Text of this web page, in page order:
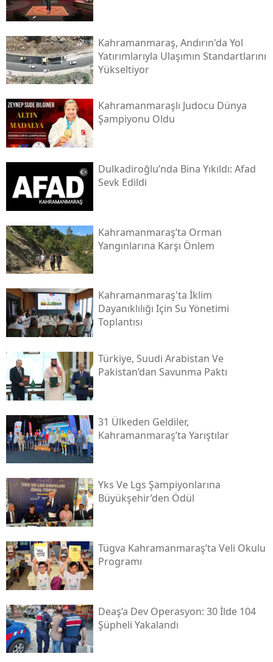
Kahramanmaraş, Andırın'da Yol
Yatırımlarıyla Ulaşımın Standartlarını
Yükseltiyor
Kahramanmaraşlı Judocu Dünya
Şampiyonu Oldu
Dulkadiroğlu’nda Bina Yıkıldı: Afad
Sevk Edildi
Kahramanmaraş’ta Orman
Yangınlarına Karşı Önlem
Kahramanmaraş'ta İklim
Dayanıklılığı Için Su Yönetimi
Toplantısı
Türkiye, Suudi Arabistan Ve
Pakistan’dan Savunma Paktı
31 Ülkeden Geldiler,
Kahramanmaraş’ta Yarıştılar
Yks Ve Lgs Şampiyonlarına
Büyükşehir’den Ödül
Tügva Kahramanmaraş’ta Veli Okulu
Programı
Deaş’a Dev Operasyon: 30 İlde 104
Şüpheli Yakalandı